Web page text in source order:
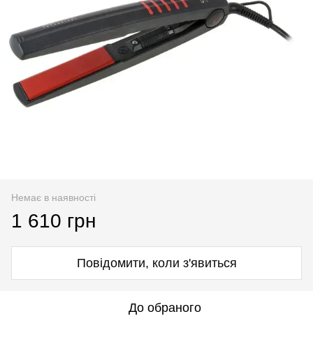
Немає в наявності
1 610 грн
Повідомити, коли з'явиться
До обраного